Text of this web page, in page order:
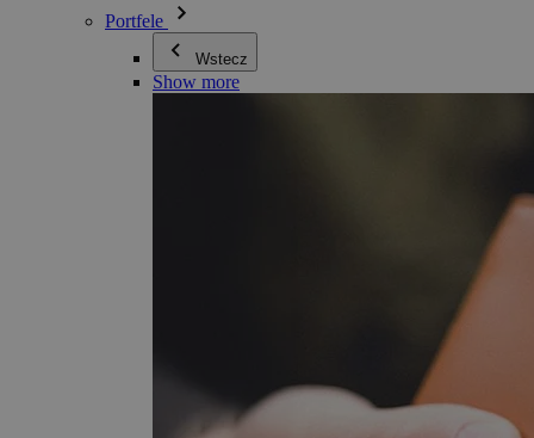
Portfele
Wstecz
Show more